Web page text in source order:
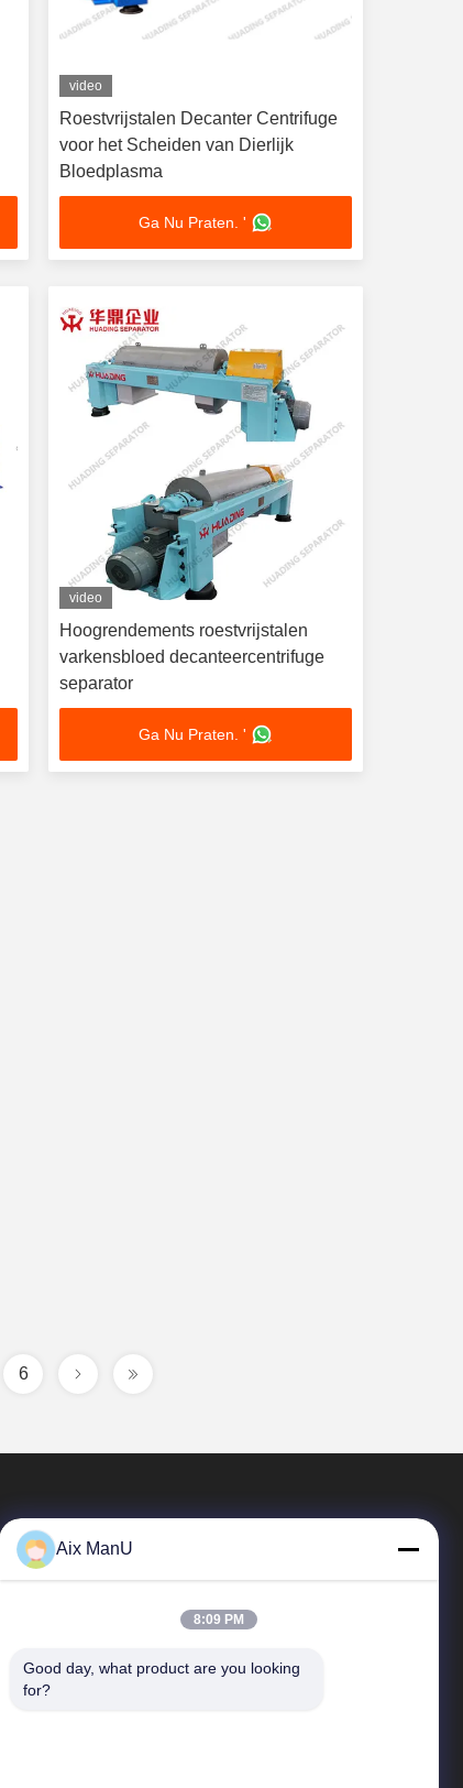
video
Roestvrijstalen Decanter Centrifuge
voor het Scheiden van Dierlijk
Bloedplasma
Ga Nu Praten. '
video
Hoogrendements roestvrijstalen
varkensbloed decanteercentrifuge
separator
Ga Nu Praten. '
6
Snelle Links
Aix ManU
8:09 PM
Good day, what product are you looking
for?